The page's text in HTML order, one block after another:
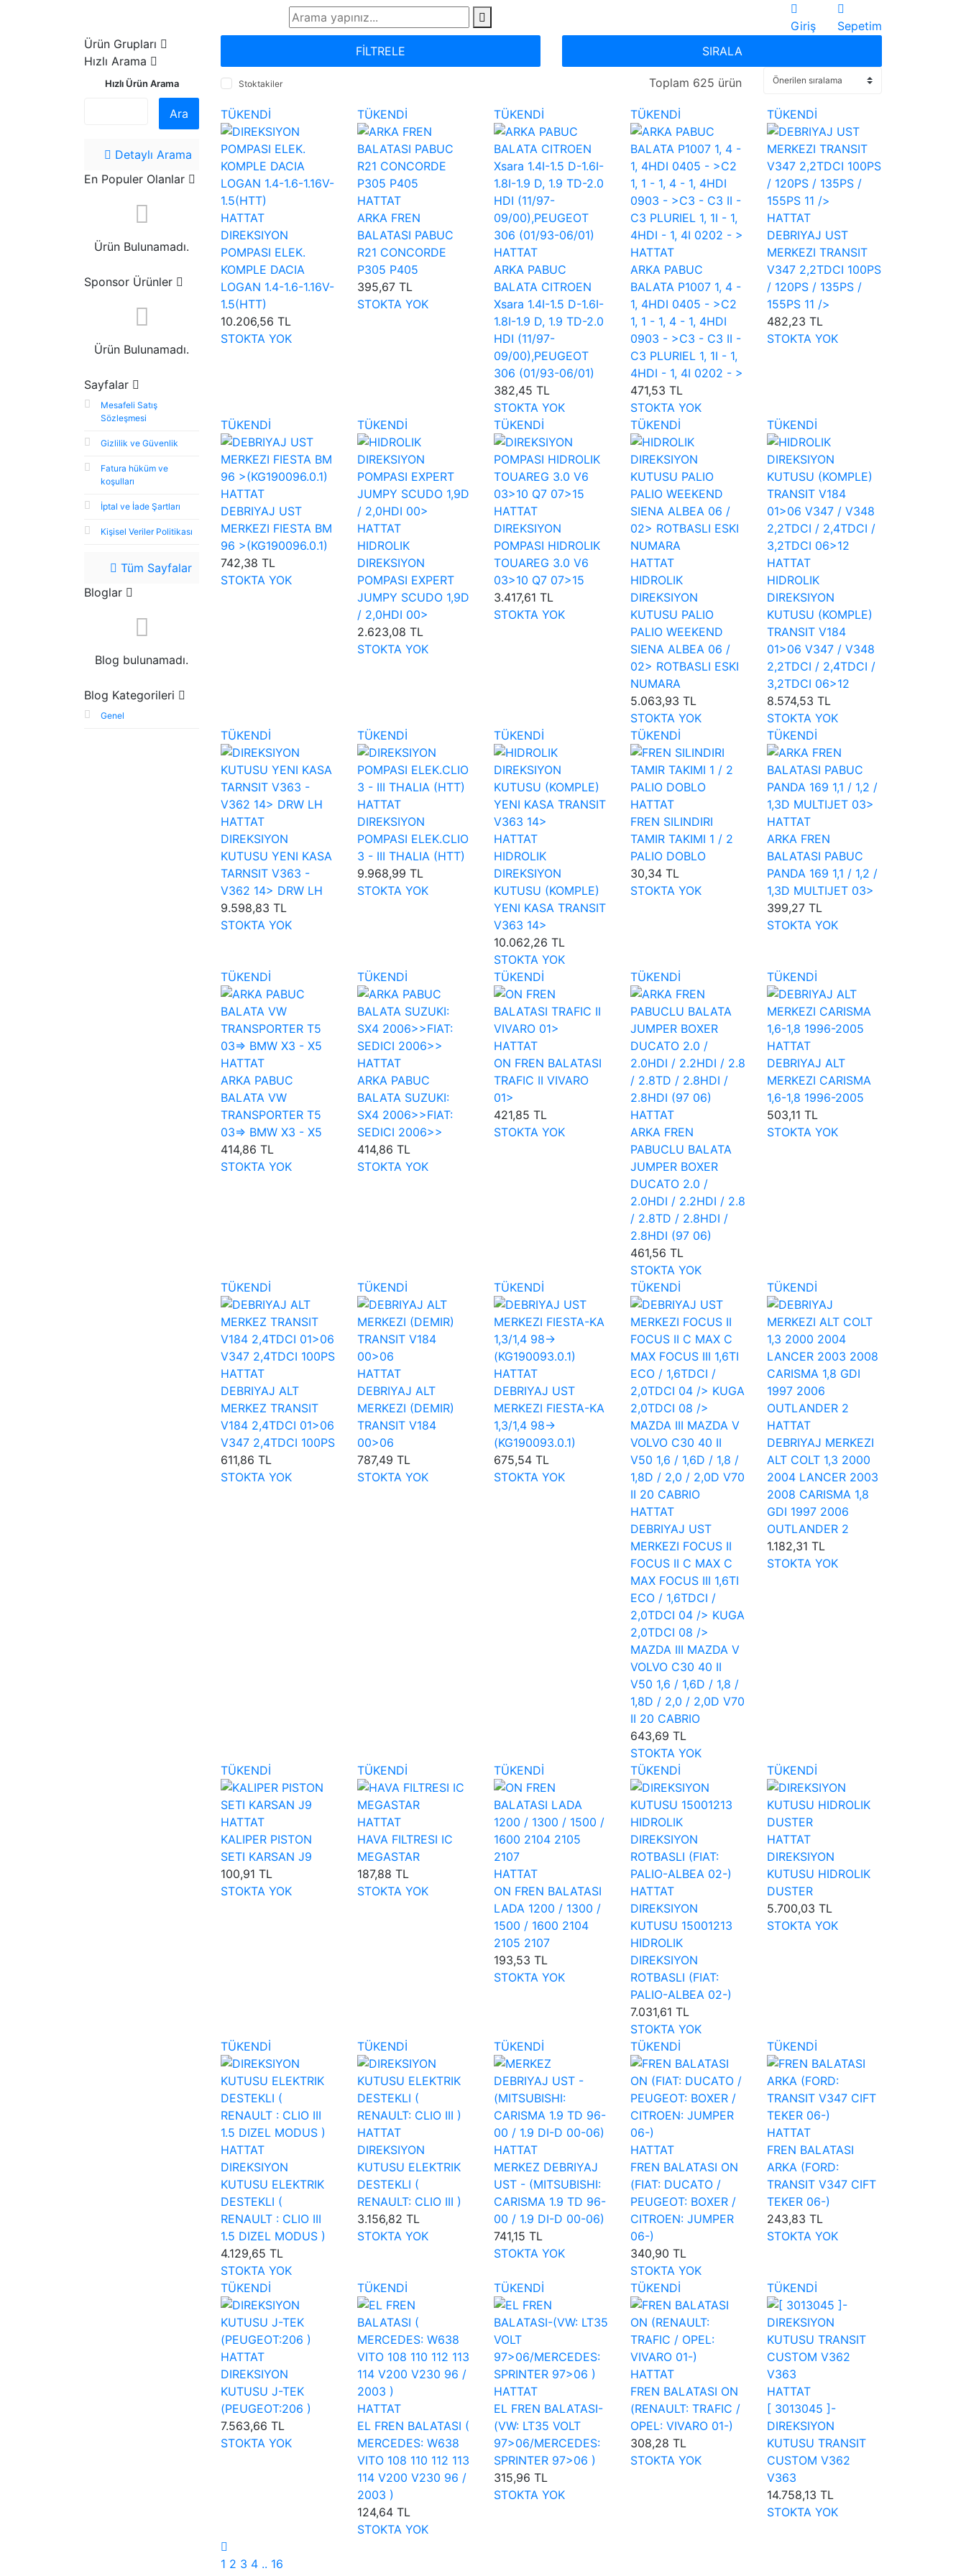
Giriş
Sepetim
Ürün Grupları
Hızlı Arama
Hızlı Ürün Arama
Ara
Detaylı Arama
En Populer Olanlar
Ürün Bulunamadı.
Sponsor Ürünler
Ürün Bulunamadı.
Sayfalar
Mesafeli Satış
Sözleşmesi
Gizlilik ve Güvenlik
Fatura hüküm ve
koşulları
İptal ve İade Şartları
Kişisel Veriler Politikası
Tüm Sayfalar
Bloglar
Blog bulunamadı.
Blog Kategorileri
Genel
FİLTRELE SIRALA
Stoktakiler Toplam 625 ürün
TÜKENDİ
HATTAT
DIREKSIYON
POMPASI ELEK.
KOMPLE DACIA
LOGAN 1.4-1.6-1.16V-
1.5(HTT)
10.206,56 TL
STOKTA YOK
TÜKENDİ
HATTAT
ARKA FREN
BALATASI PABUC
R21 CONCORDE
P305 P405
395,67 TL
STOKTA YOK
TÜKENDİ
HATTAT
ARKA PABUC
BALATA CITROEN
Xsara 1.4I-1.5 D-1.6I-
1.8I-1.9 D, 1.9 TD-2.0
HDI (11/97-
09/00),PEUGEOT
306 (01/93-06/01)
382,45 TL
STOKTA YOK
TÜKENDİ
HATTAT
ARKA PABUC
BALATA P1007 1, 4 -
1, 4HDI 0405 - >C2
1, 1 - 1, 4 - 1, 4HDI
0903 - >C3 - C3 II -
C3 PLURIEL 1, 1I - 1,
4HDI - 1, 4I 0202 - >
471,53 TL
STOKTA YOK
TÜKENDİ
HATTAT
DEBRIYAJ UST
MERKEZI TRANSIT
V347 2,2TDCI 100PS
/ 120PS / 135PS /
155PS 11 />
482,23 TL
STOKTA YOK
TÜKENDİ
HATTAT
DEBRIYAJ UST
MERKEZI FIESTA BM
96 >(KG190096.0.1)
742,38 TL
STOKTA YOK
TÜKENDİ
HATTAT
HIDROLIK
DIREKSIYON
POMPASI EXPERT
JUMPY SCUDO 1,9D
/ 2,0HDI 00>
2.623,08 TL
STOKTA YOK
TÜKENDİ
HATTAT
DIREKSIYON
POMPASI HIDROLIK
TOUAREG 3.0 V6
03>10 Q7 07>15
3.417,61 TL
STOKTA YOK
TÜKENDİ
HATTAT
HIDROLIK
DIREKSIYON
KUTUSU PALIO
PALIO WEEKEND
SIENA ALBEA 06 /
02> ROTBASLI ESKI
NUMARA
5.063,93 TL
STOKTA YOK
TÜKENDİ
HATTAT
HIDROLIK
DIREKSIYON
KUTUSU (KOMPLE)
TRANSIT V184
01>06 V347 / V348
2,2TDCI / 2,4TDCI /
3,2TDCI 06>12
8.574,53 TL
STOKTA YOK
TÜKENDİ
HATTAT
DIREKSIYON
KUTUSU YENI KASA
TARNSIT V363 -
V362 14> DRW LH
9.598,83 TL
STOKTA YOK
TÜKENDİ
HATTAT
DIREKSIYON
POMPASI ELEK.CLIO
3 - III THALIA (HTT)
9.968,99 TL
STOKTA YOK
TÜKENDİ
HATTAT
HIDROLIK
DIREKSIYON
KUTUSU (KOMPLE)
YENI KASA TRANSIT
V363 14>
10.062,26 TL
STOKTA YOK
TÜKENDİ
HATTAT
FREN SILINDIRI
TAMIR TAKIMI 1 / 2
PALIO DOBLO
30,34 TL
STOKTA YOK
TÜKENDİ
HATTAT
ARKA FREN
BALATASI PABUC
PANDA 169 1,1 / 1,2 /
1,3D MULTIJET 03>
399,27 TL
STOKTA YOK
TÜKENDİ
HATTAT
ARKA PABUC
BALATA VW
TRANSPORTER T5
03=> BMW X3 - X5
414,86 TL
STOKTA YOK
TÜKENDİ
HATTAT
ARKA PABUC
BALATA SUZUKI:
SX4 2006>>FIAT:
SEDICI 2006>>
414,86 TL
STOKTA YOK
TÜKENDİ
HATTAT
ON FREN BALATASI
TRAFIC II VIVARO
01>
421,85 TL
STOKTA YOK
TÜKENDİ
HATTAT
ARKA FREN
PABUCLU BALATA
JUMPER BOXER
DUCATO 2.0 /
2.0HDI / 2.2HDI / 2.8
/ 2.8TD / 2.8HDI /
2.8HDI (97 06)
461,56 TL
STOKTA YOK
TÜKENDİ
HATTAT
DEBRIYAJ ALT
MERKEZI CARISMA
1,6-1,8 1996-2005
503,11 TL
STOKTA YOK
TÜKENDİ
HATTAT
DEBRIYAJ ALT
MERKEZ TRANSIT
V184 2,4TDCI 01>06
V347 2,4TDCI 100PS
611,86 TL
STOKTA YOK
TÜKENDİ
HATTAT
DEBRIYAJ ALT
MERKEZI (DEMIR)
TRANSIT V184
00>06
787,49 TL
STOKTA YOK
TÜKENDİ
HATTAT
DEBRIYAJ UST
MERKEZI FIESTA-KA
1,3/1,4 98->
(KG190093.0.1)
675,54 TL
STOKTA YOK
TÜKENDİ
HATTAT
DEBRIYAJ UST
MERKEZI FOCUS II
FOCUS II C MAX C
MAX FOCUS III 1,6TI
ECO / 1,6TDCI /
2,0TDCI 04 /> KUGA
2,0TDCI 08 />
MAZDA III MAZDA V
VOLVO C30 40 II
V50 1,6 / 1,6D / 1,8 /
1,8D / 2,0 / 2,0D V70
II 20 CABRIO
643,69 TL
STOKTA YOK
TÜKENDİ
HATTAT
DEBRIYAJ MERKEZI
ALT COLT 1,3 2000
2004 LANCER 2003
2008 CARISMA 1,8
GDI 1997 2006
OUTLANDER 2
1.182,31 TL
STOKTA YOK
TÜKENDİ
HATTAT
KALIPER PISTON
SETI KARSAN J9
100,91 TL
STOKTA YOK
TÜKENDİ
HATTAT
HAVA FILTRESI IC
MEGASTAR
187,88 TL
STOKTA YOK
TÜKENDİ
HATTAT
ON FREN BALATASI
LADA 1200 / 1300 /
1500 / 1600 2104
2105 2107
193,53 TL
STOKTA YOK
TÜKENDİ
HATTAT
DIREKSIYON
KUTUSU 15001213
HIDROLIK
DIREKSIYON
ROTBASLI (FIAT:
PALIO-ALBEA 02-)
7.031,61 TL
STOKTA YOK
TÜKENDİ
HATTAT
DIREKSIYON
KUTUSU HIDROLIK
DUSTER
5.700,03 TL
STOKTA YOK
TÜKENDİ
HATTAT
DIREKSIYON
KUTUSU ELEKTRIK
DESTEKLI (
RENAULT : CLIO III
1.5 DIZEL MODUS )
4.129,65 TL
STOKTA YOK
TÜKENDİ
HATTAT
DIREKSIYON
KUTUSU ELEKTRIK
DESTEKLI (
RENAULT: CLIO III )
3.156,82 TL
STOKTA YOK
TÜKENDİ
HATTAT
MERKEZ DEBRIYAJ
UST - (MITSUBISHI:
CARISMA 1.9 TD 96-
00 / 1.9 DI-D 00-06)
741,15 TL
STOKTA YOK
TÜKENDİ
HATTAT
FREN BALATASI ON
(FIAT: DUCATO /
PEUGEOT: BOXER /
CITROEN: JUMPER
06-)
340,90 TL
STOKTA YOK
TÜKENDİ
HATTAT
FREN BALATASI
ARKA (FORD:
TRANSIT V347 CIFT
TEKER 06-)
243,83 TL
STOKTA YOK
TÜKENDİ
HATTAT
DIREKSIYON
KUTUSU J-TEK
(PEUGEOT:206 )
7.563,66 TL
STOKTA YOK
TÜKENDİ
HATTAT
EL FREN BALATASI (
MERCEDES: W638
VITO 108 110 112 113
114 V200 V230 96 /
2003 )
124,64 TL
STOKTA YOK
TÜKENDİ
HATTAT
EL FREN BALATASI-
(VW: LT35 VOLT
97>06/MERCEDES:
SPRINTER 97>06 )
315,96 TL
STOKTA YOK
TÜKENDİ
HATTAT
FREN BALATASI ON
(RENAULT: TRAFIC /
OPEL: VIVARO 01-)
308,28 TL
STOKTA YOK
TÜKENDİ
HATTAT
[ 3013045 ]-
DIREKSIYON
KUTUSU TRANSIT
CUSTOM V362
V363
14.758,13 TL
STOKTA YOK
1 2 3 4 .. 16